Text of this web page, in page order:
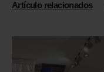
Artículo relacionados